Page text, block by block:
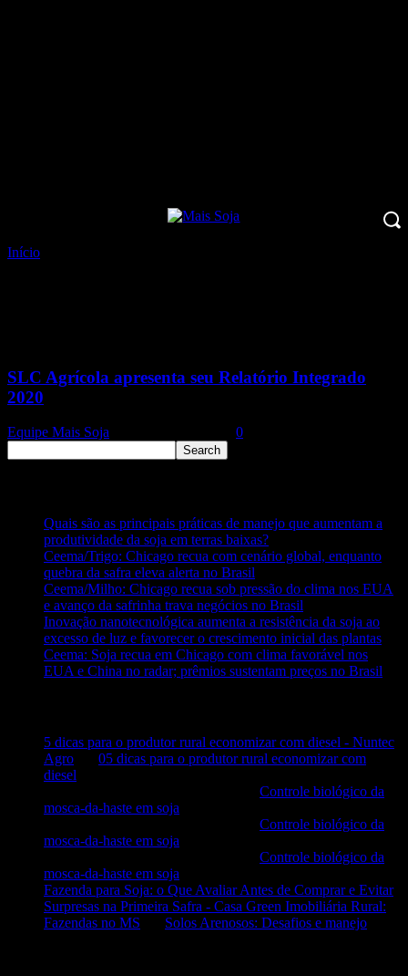
Início
SLC Agrícola apresenta seu Relatório Integrado
2020
Equipe Mais Soja 0
Quais são as principais práticas de manejo que aumentam a
produtividade da soja em terras baixas?
Ceema/Trigo: Chicago recua com cenário global, enquanto
quebra da safra eleva alerta no Brasil
Ceema/Milho: Chicago recua sob pressão do clima nos EUA
e avanço da safrinha trava negócios no Brasil
Inovação nanotecnológica aumenta a resistência da soja ao
excesso de luz e favorecer o crescimento inicial das plantas
Ceema: Soja recua em Chicago com clima favorável nos
EUA e China no radar; prêmios sustentam preços no Brasil
5 dicas para o produtor rural economizar com diesel - Nuntec
Agro
05 dicas para o produtor rural economizar com
diesel
Controle biológico da
mosca-da-haste em soja
Controle biológico da
mosca-da-haste em soja
Controle biológico da
mosca-da-haste em soja
Fazenda para Soja: o Que Avaliar Antes de Comprar e Evitar
Surpresas na Primeira Safra - Casa Green Imobiliária Rural:
Fazendas no MS
Solos Arenosos: Desafios e manejo